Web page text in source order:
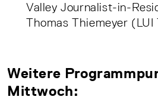
Valley Journalist-in-
Thomas Thiemeyer (LUI
Weitere
Mittwoch: